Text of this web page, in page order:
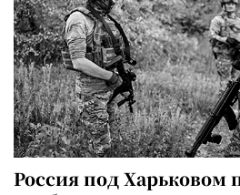
Россия под Харьковом